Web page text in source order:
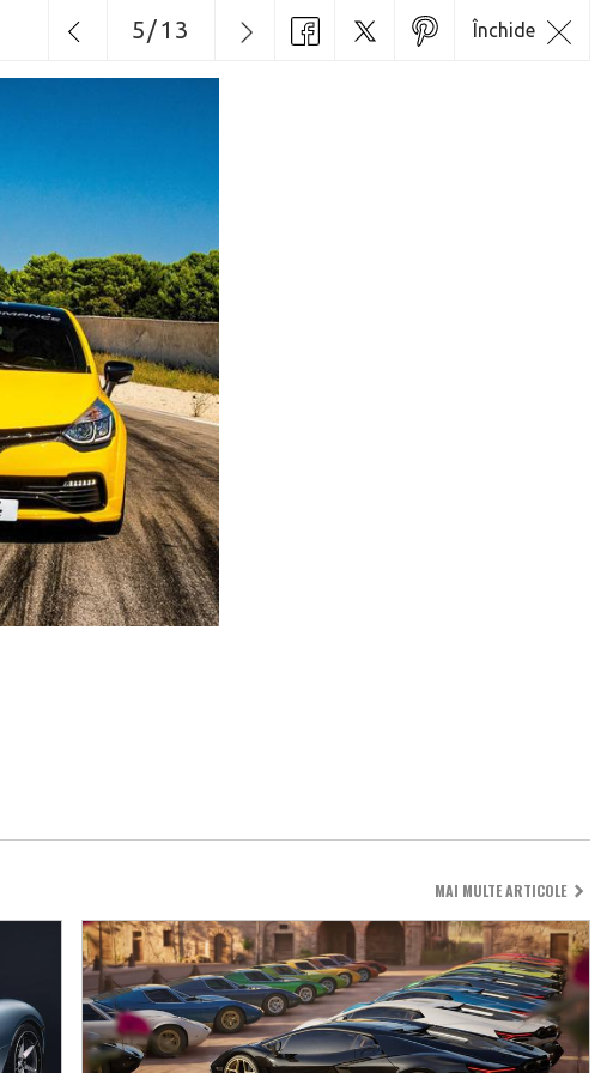
Închide
5/13
MAI MULTE ARTICOLE